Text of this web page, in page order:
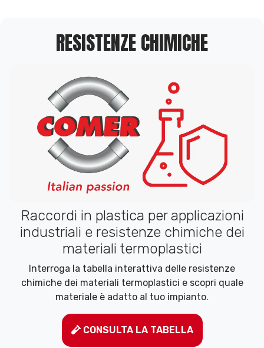
RESISTENZE CHIMICHE
Raccordi in plastica per applicazioni
industriali e resistenze chimiche dei
materiali termoplastici
Interroga la tabella interattiva delle resistenze
chimiche dei materiali termoplastici e scopri quale
materiale è adatto al tuo impianto.
CONSULTA LA TABELLA